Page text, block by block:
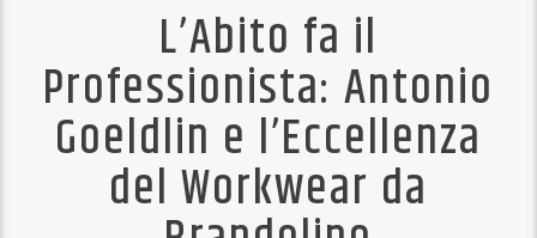
L’Abito fa il
Professionista: Antonio
Goeldlin e l’Eccellenza
del Workwear da